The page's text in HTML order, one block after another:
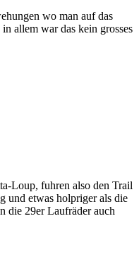
wo man auf das
allem war das kein grosses
Loup, fuhren also den Trail
und etwas holpriger als die
die 29er Laufräder auch